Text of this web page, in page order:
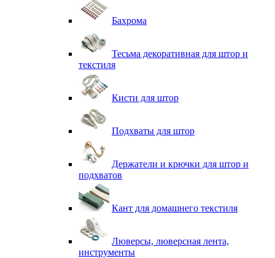
Бахрома
Тесьма декоративная для штор и
текстиля
Кисти для штор
Подхваты для штор
Держатели и крючки для штор и
подхватов
Кант для домашнего текстиля
Люверсы, люверсная лента,
инструменты